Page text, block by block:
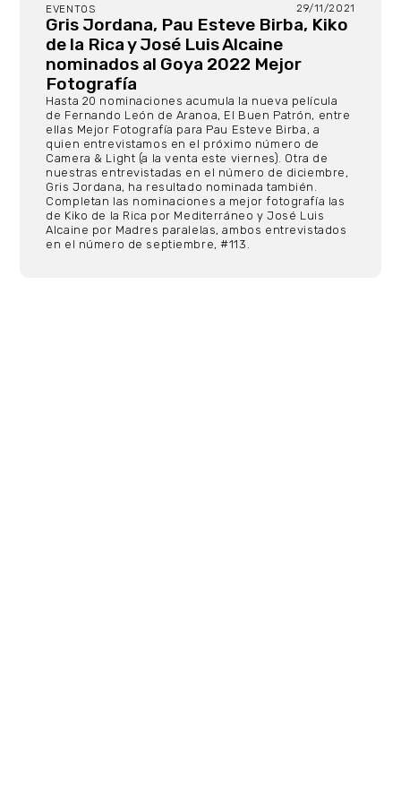
EVENTOS 29/11/2021
Gris Jordana, Pau Esteve Birba, Kiko
de la Rica y José Luis Alcaine
nominados al Goya 2022 Mejor
Fotografía
Hasta 20 nominaciones acumula la nueva película
de Fernando León de Aranoa, El Buen Patrón, entre
ellas Mejor Fotografía para Pau Esteve Birba, a
quien entrevistamos en el próximo número de
Camera & Light (a la venta este viernes). Otra de
nuestras entrevistadas en el número de diciembre,
Gris Jordana, ha resultado nominada también.
Completan las nominaciones a mejor fotografía las
de Kiko de la Rica por Mediterráneo y José Luis
Alcaine por Madres paralelas, ambos entrevistados
en el número de septiembre, #113.